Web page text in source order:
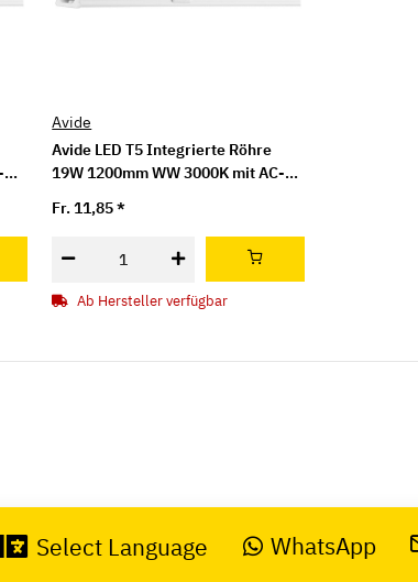
Avide
Avide LED T5 Integrierte Röhre
19W 1200mm WW 3000K mit AC-
Fr. 11,85*
Ab Hersteller verfügbar
Select Language WhatsApp